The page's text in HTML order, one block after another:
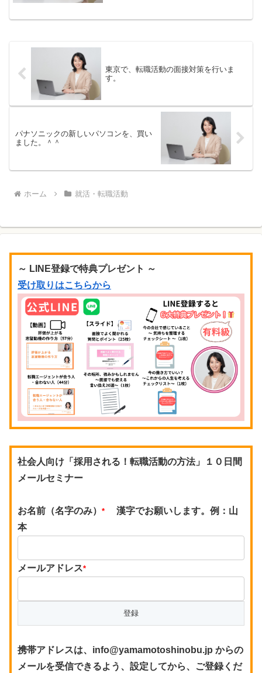
トップクラスのシェアを誇...
東京で、転職活動の面接対策を行いま
す。
パナソニックの新しいパソコンを、買い
ました。＾＾
ホーム 就活・転職活動
～ LINE登録で特典プレゼント ～
受け取りはこちらから
社会人向け「採用される！転職活動の方法」１０日間
メールセミナー
お名前（名字のみ） *
漢字でお願いします。例：山
本
メールアドレス*
携帯アドレスは、info@yamamotoshinobu.jp からの
メールを受信できるよう、設定してから、ご登録くだ